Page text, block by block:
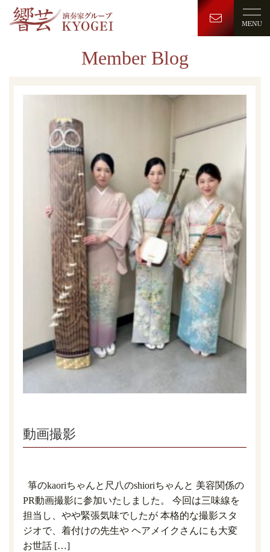
Member Blog
動画撮影
箏のkaoriちゃんと尺八のshioriちゃんと 美容関係の
PR動画撮影に参加いたしました。 今回は三味線を
担当し、やや緊張気味でしたが 本格的な撮影スタ
ジオで、着付けの先生や ヘアメイクさんにも大変
お世話 […]